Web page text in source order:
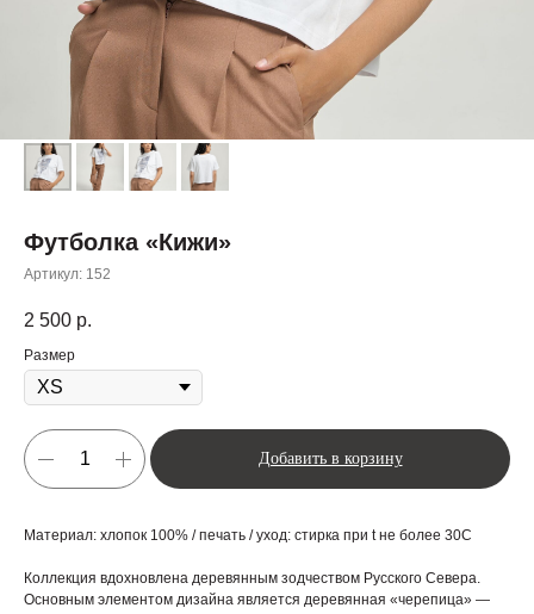
Футболка «Кижи»
Артикул: 152
2 500 р.
Размер
Добавить в корзину
Материал: хлопок 100% / печать / уход: стирка при t не более 30С
Коллекция вдохновлена деревянным зодчеством Русского Севера.
Основным элементом дизайна является деревянная «черепица» —